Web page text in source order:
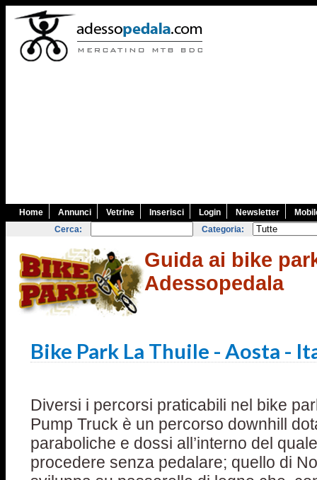
Home Annunci Vetrine Inserisci Login Newsletter
Cerca:
Categoria:
Guida ai bike
Adessopedala
Bike Park La Thuile - Aosta -
Diversi i percorsi praticabili nel bike
Pump Truck è un percorso downhill
paraboliche e dossi all’interno del
procedere senza pedalare; quello di